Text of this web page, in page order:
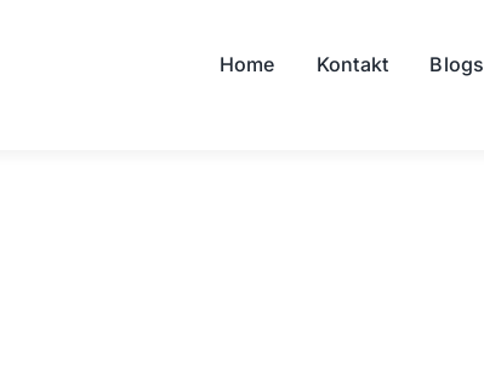
Home Kontakt Blogs